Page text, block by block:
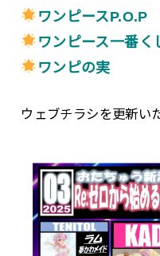
ワンピースP.O.P
ワンピース一番く
ワンピの実
ウェブチラシを更新い